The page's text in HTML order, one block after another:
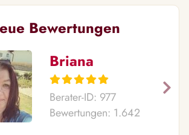
Bewertungen
Briana
Berater-ID: 977
Bewertungen: 1.642